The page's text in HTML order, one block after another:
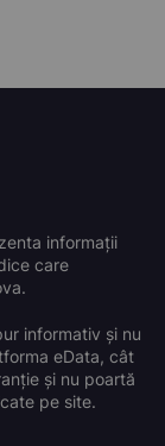
informații
care
informativ și nu
eData, cât
și nu poartă
pe site.